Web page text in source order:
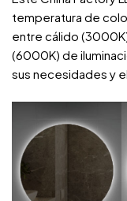
temperatura de
entre cálido
(6000K) de
sus necesidades y